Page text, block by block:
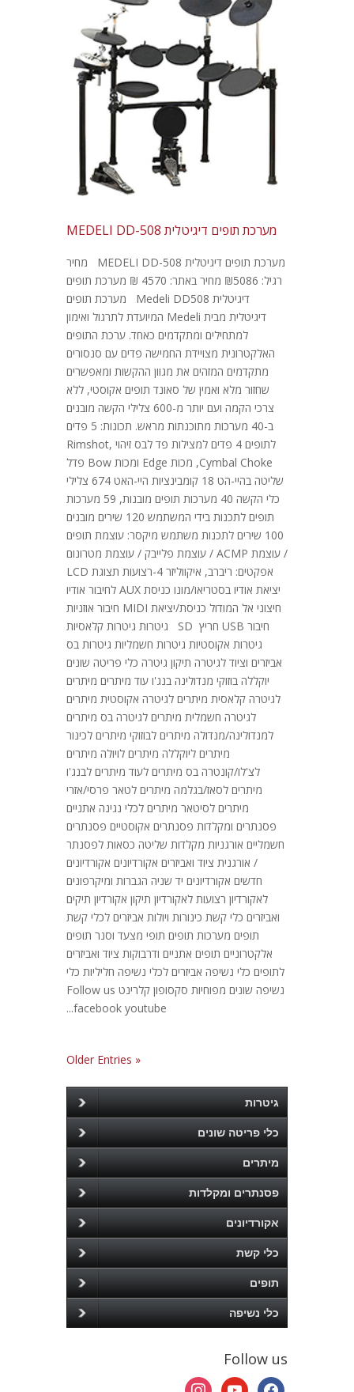
מערכת תופים דיגיטלית MEDELI DD-508
מערכת תופים דיגיטלית MEDELI DD-508 מחיר
רגיל: ₪5086 מחיר באתר: 4570 ₪ מערכת תופים
דיגיטלית Medeli DD508 מערכת תופים
דיגיטלית מבית Medeli המיועדת לתרגול ואימון
למתחילים ומתקדמים כאחד. ערכת התופים
האלקטרונית מצויידת החמישה פדים עם סנסורים
מתקדמים המזהים את מגוון ההקשות ומאפשרים
שחזור מלא ואמין של סאונד תופים אקוסטי, ללא
צרכי הקמה ועם יותר מ-600 צלילי הקשה מובנים
ב-40 מערכות מתוכנתות מראש. תכונות: 5 פדים
לתופים 4 פדים למצילות פד לבס זיהוי Rimshot,
Cymbal Choke, מכות Edge ומכות Bow פדל
שליטה בהיי-הט 18 קומבינציות היי-האט 674 צלילי
כלי הקשה 40 מערכות תופים מובנות, 59 מערכות
תופים לתכנות בידי המשתמש 120 שירים מובנים
100 שירים לתכנות משתמש מיקסר: עוצמת תופים
/ עוצמת ACMP / עוצמת פלייבק / עוצמת מטרונום
אפקטים: ריברב, איקווליזר 4-רצועות תצוגת LCD
יציאת אודיו בסטריאו/מונו כניסת AUX לחיבור אודיו
חיצוני אל המודול כניסת/יציאת MIDI חיבור אוזניות
חיבור USB חריץ SD גיטרות גיטרות קלאסיות
גיטרות אקוסטיות גיטרות חשמליות גיטרות בס
אביזרים וציוד לגיטרה תיקון גיטרה כלי פריטה שונים
יוקללה בוזוקי מנדולינה בנג'ו עוד מיתרים מיתרים
לגיטרה קלאסית מיתרים לגיטרה אקוסטית מיתרים
לגיטרה חשמלית מיתרים לגיטרה בס מיתרים
למנדולינה/מנדולה מיתרים לבוזוקי מיתרים לכינור
מיתרים ליוקללה מיתרים לויולה מיתרים
לצ'לו/קונטרה בס מיתרים לעוד מיתרים לבנג'ו
מיתרים לסאז/בגלמה מיתרים לטאר פרסי/אזרי
מיתרים לסיטאר מיתרים לכלי נגינה אתניים
פסנתרים ומקלדות פסנתרים אקוסטיים פסנתרים
חשמליים אורגניות מקלדות שליטה כסאות לפסנתר
/ אורגנית ציוד ואביזרים אקורדיונים אקורדיונים
חדשים אקורדיונים יד שניה הגברות ומיקרפונים
לאקורדיון רצועות לאקורדיון תיקון אקורדיון תיקים
ואביזרים כלי קשת כינורות ויולות אביזרים לכלי קשת
תופים מערכות תופים תופי מצעד וסנר תופים
אלקטרוניים תופים אתניים ודרבוקות ציוד ואביזרים
לתופים כלי נשיפה אביזרים לכלי נשיפה חליליות כלי
נשיפה שונים מפוחיות סקסופון קלרינט Follow us
facebook youtube...
« Older Entries
גיטרות
כלי פריטה שונים
מיתרים
פסנתרים ומקלדות
אקורדיונים
כלי קשת
תופים
כלי נשיפה
Follow us
facebook
youtube
instagram